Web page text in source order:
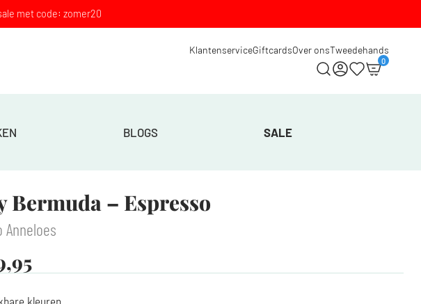
met code: zomer20
KlantenserviceGiftcardsOver onsTweedehands
0
BLOGS SALE
Bermuda – Espresso
Anneloes